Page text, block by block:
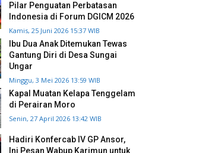
Pilar Penguatan Perbatasan
Indonesia di Forum DGICM 2026
Kamis, 25 Juni 2026 15:37 WIB
Ibu Dua Anak Ditemukan Tewas
Gantung Diri di Desa Sungai
Ungar
Minggu, 3 Mei 2026 13:59 WIB
Kapal Muatan Kelapa Tenggelam
di Perairan Moro
Senin, 27 April 2026 13:42 WIB
Hadiri Konfercab IV GP Ansor,
Ini Pesan Wabup Karimun untuk